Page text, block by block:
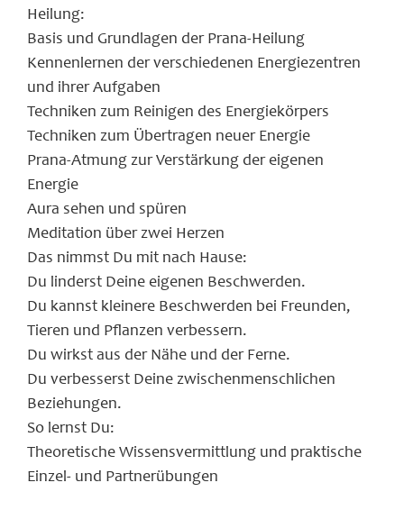
Heilung:
Basis und Grundlagen der Prana-Heilung
Kennenlernen der verschiedenen Energiezentren
und ihrer Aufgaben
Techniken zum Reinigen des Energiekörpers
Techniken zum Übertragen neuer Energie
Prana-Atmung zur Verstärkung der eigenen
Energie
Aura sehen und spüren
Meditation über zwei Herzen
Das nimmst Du mit nach Hause:
Du linderst Deine eigenen Beschwerden.
Du kannst kleinere Beschwerden bei Freunden,
Tieren und Pflanzen verbessern.
Du wirkst aus der Nähe und der Ferne.
Du verbesserst Deine zwischenmenschlichen
Beziehungen.
So lernst Du:
Theoretische Wissensvermittlung und praktische
Einzel- und Partnerübungen